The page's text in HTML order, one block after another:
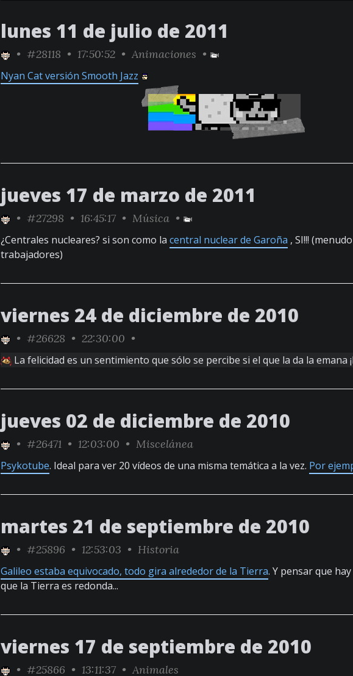
lunes 11 de julio de 2011
• #28118 • 17:50:52 • Animaciones •
Nyan Cat versión Smooth Jazz
jueves 17 de marzo de 2011
• #27298 • 16:45:17 • Música •
¿Centrales nucleares? si son como la central nuclear de Garoña , SI!!!
trabajadores)
viernes 24 de diciembre de 2010
• #26628 • 22:30:00 •
La felicidad es un sentimiento que sólo se percibe si el que la da la emana
jueves 02 de diciembre de 2010
• #26471 • 12:03:00 • Miscelánea
Psykotube. Ideal para ver 20 vídeos de una misma temática a la vez. Por
martes 21 de septiembre de 2010
• #25896 • 12:53:03 • Historia
Galileo estaba equivocado, todo gira alrededor de la Tierra. Y pensar que
que la Tierra es redonda...
viernes 17 de septiembre de 2010
• #25866 • 13:11:37 • Animales